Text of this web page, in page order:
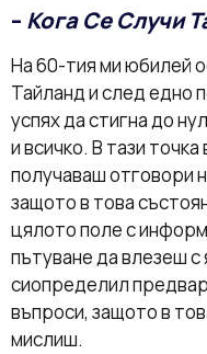
– Кога Се Случи
На 60-тия ми юбилей
Тайланд и след едно
успях да стигна до
и всичко. В тази
получаваш отговори
защото в това
цялото поле с
пътуване да влезеш
сиопределил
въпроси, защото в
мислиш.